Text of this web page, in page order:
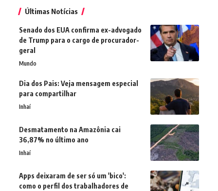
Últimas Notícias
Senado dos EUA confirma ex-advogado
de Trump para o cargo de procurador-
geral
Mundo
Dia dos Pais: Veja mensagem especial
para compartilhar
Inhaí
Desmatamento na Amazônia cai
36,87% no último ano
Inhaí
Apps deixaram de ser só um 'bico':
como o perfil dos trabalhadores de